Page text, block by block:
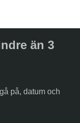
än 3
på, datum och